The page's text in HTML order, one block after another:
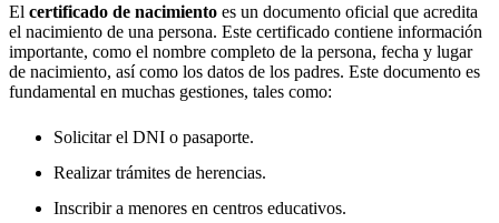
El certificado de nacimiento es un documento oficial que acredita
el nacimiento de una persona. Este certificado contiene información
importante, como el nombre completo de la persona, fecha y lugar
de nacimiento, así como los datos de los padres. Este documento es
fundamental en muchas gestiones, tales como:
Solicitar el DNI o pasaporte.
Realizar trámites de herencias.
Inscribir a menores en centros educativos.